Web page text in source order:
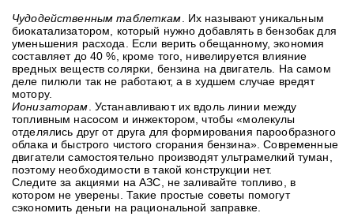
Чудодейственным таблеткам . Их называют уникальным
биокатализатором, который нужно добавлять в бензобак для
уменьшения расхода. Если верить обещанному, экономия
составляет до 40 %, кроме того, нивелируется влияние
вредных веществ солярки, бензина на двигатель. На самом
деле пилюли так не работают, а в худшем случае вредят
мотору.
Ионизаторам . Устанавливают их вдоль линии между
топливным насосом и инжектором, чтобы «молекулы
отделялись друг от друга для формирования парообразного
облака и быстрого чистого сгорания бензина». Современные
двигатели самостоятельно производят ультрамелкий туман,
поэтому необходимости в такой конструкции нет.
Следите за акциями на АЗС, не заливайте топливо, в
котором не уверены. Такие простые советы помогут
сэкономить деньги на рациональной заправке.